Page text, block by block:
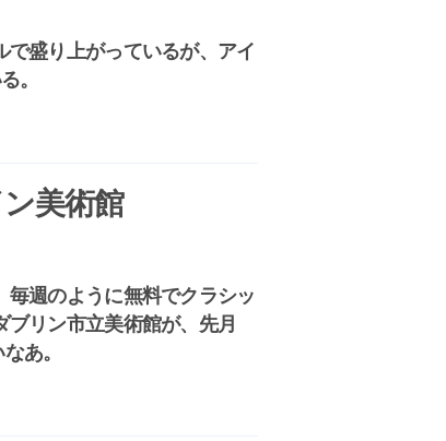
盛り上がっているが、アイ
。
美術館
週のように無料でクラシッ
リン市立美術館が、先月
あ。